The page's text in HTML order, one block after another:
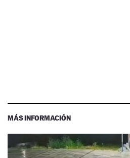
MÁS INFORMACIÓN